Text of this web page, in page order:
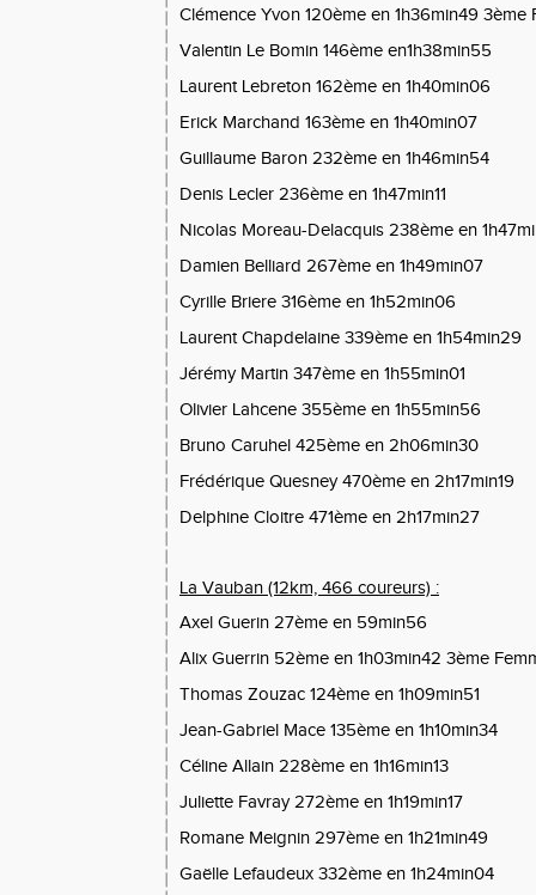
Clémence Yvon 120ème en 1h36min49 3ème
Valentin Le Bomin 146ème en1h38min55
Laurent Lebreton 162ème en 1h40min06
Erick Marchand 163ème en 1h40min07
Guillaume Baron 232ème en 1h46min54
Denis Lecler 236ème en 1h47min11
Nicolas Moreau-Delacquis 238ème en
Damien Belliard 267ème en 1h49min07
Cyrille Briere 316ème en 1h52min06
Laurent Chapdelaine 339ème en 1h54min29
JérémyMartin 347ème en 1h55min01
Olivier Lahcene 355ème en 1h55min56
Bruno Caruhel 425ème en 2h06min30
Frédérique Quesney 470ème en 2h17min19
Delphine Cloitre 471ème en 2h17min27
La Vauban (12km, 466 coureurs) :
Axel Guerin 27ème en 59min56
Alix Guerrin 52ème en 1h03min42 3ème
Thomas Zouzac 124ème en 1h09min51
Jean-Gabriel Mace 135ème en 1h10min34
Céline Allain 228ème en 1h16min13
Juliette Favray 272ème en 1h19min17
Romane Meignin 297ème en 1h21min49
Gaëlle Lefaudeux 332ème en 1h24min04